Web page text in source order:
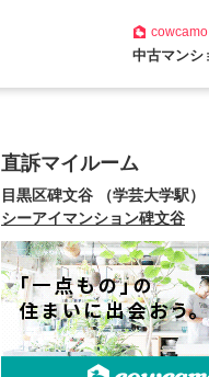
cowcamo
中古マンシ
直訴マイルーム
目黒区碑文谷 （学芸大学駅）
シーアイマンション碑文谷